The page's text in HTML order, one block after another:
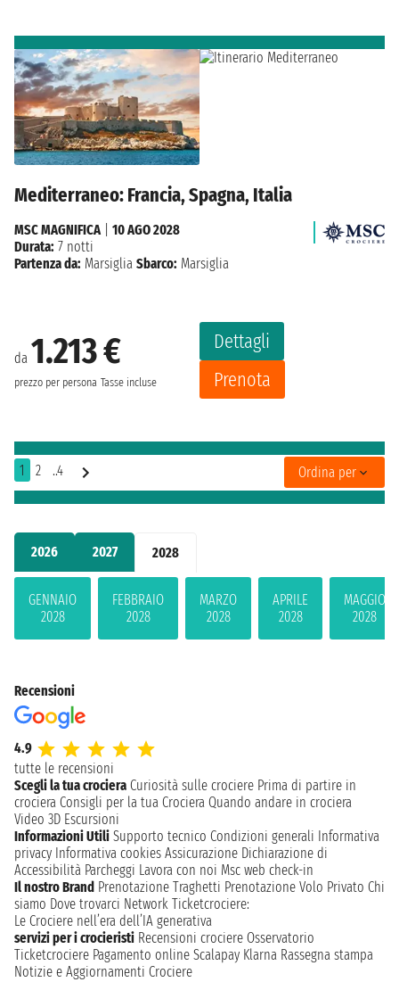
2026 2027 2028
GENNAIO
2028
FEBBRAIO
2028
MARZO
2028
APRILE
2028
MAGGIO
2028
Mediterraneo: Francia, Spagna, Italia
da 1.213 €
prezzo per persona Tasse incluse
Dettagli
Prenota
MSC MAGNIFICA
10 AGO 2028
Durata: 7 notti
Partenza da: Marsiglia Sbarco: Marsiglia
1 2 ..4 Ordina per
Recensioni
4.9
tutte le recensioni
Scegli la tua crociera Curiosità sulle crociere Prima di partire in
crociera Consigli per la tua Crociera Quando andare in crociera
Video 3D Escursioni
Informazioni Utili Supporto tecnico Condizioni generali Informativa
privacy Informativa cookies Assicurazione Dichiarazione di
Accessibilità Parcheggi Lavora con noi Msc web check-in
Il nostro Brand Prenotazione Traghetti Prenotazione Volo Privato Chi
siamo Dove trovarci Network Ticketcrociere:
Le Crociere nell’era dell’IA generativa
servizi per i crocieristi Recensioni crociere Osservatorio
Ticketcrociere Pagamento online Scalapay Klarna Rassegna stampa
Notizie e Aggiornamenti Crociere